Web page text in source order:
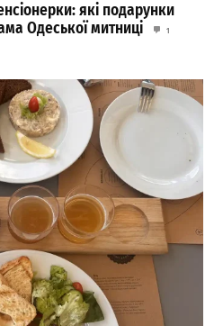
які подарунки
Одеської митниці
1